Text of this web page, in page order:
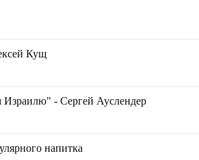
Кущ
Израилю" - Сергей Ауслендер
напитка